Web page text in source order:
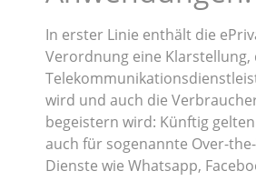
In erster Linie enthält die
Verordnung eine Klarstellung,
wird und auch die
begeistern wird: Künftig
auch für sogenannte Over-
Dienste wie Whatsapp,